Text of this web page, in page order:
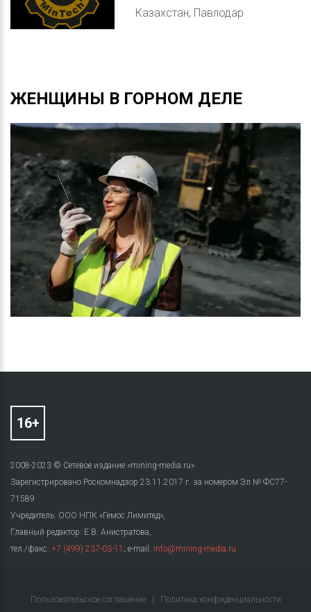
Казахстан, Павлодар
ЖЕНЩИНЫ В ГОРНОМ ДЕЛЕ
2008-2023 © Сетевое издание «mining-media.ru»
Зарегистрировано Роскомнадзор 23.11.2017 г. за номером Эл № ФС77-
71589
Учредитель: ООО НПК «Гемос Лимитед»,
Главный редактор: Е.В. Анистратова,
тел./факс: +7 (499) 237-03-11 ; e-mail: info@mining-media.ru
Пользовательское соглашение Политика конфиденциальности